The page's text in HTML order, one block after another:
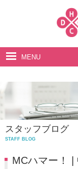
MENU
スタッフブログ
STAFF BLOG
MCハマー！ |